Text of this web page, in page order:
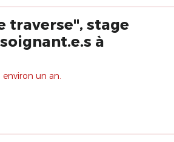
traverse", stage
à
un an.